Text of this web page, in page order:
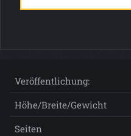
Veröffentlichung:
Höhe/Breite/Gewicht
Seiten